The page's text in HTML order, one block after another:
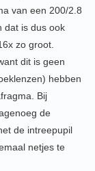
van een 200/2.8
dat is dus ook
zo groot.
dit is geen
hebben
Bij
de
de intreepupil
netjes te